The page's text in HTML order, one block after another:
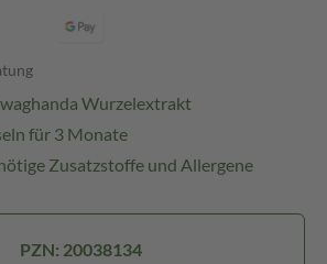
Wurzelextrakt
für 3 Monate
Zusatzstoffe und Allergene
PZN: 20038134